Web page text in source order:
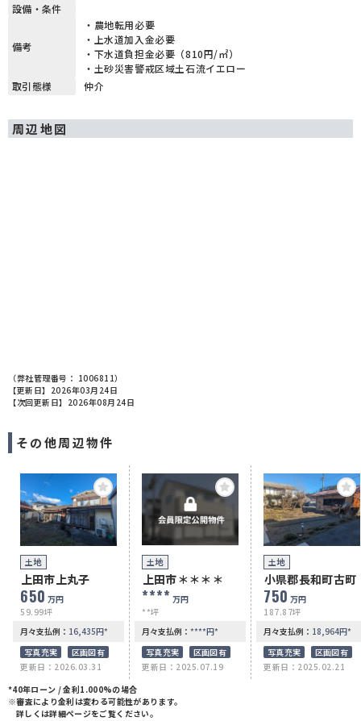
設備・条件
備考
・農地転用必要
・上水道加入金必要
・下水道負担金必要（810円/㎡）
・土砂災害警戒区域土石流イエロー
取引態様
仲介
周辺地図
（弊社管理番号： 1006811）
【更新日】2026年03月24日
【次回更新日】2026年08月24日
その他周辺物件
土地
上田市上丸子
650 万円
59.99坪
月々支払例： 16,435円*
写真充実
区画図有
更新日：2026.03.31
土地
上田市＊＊＊＊
**** 万円
**坪
月々支払例： ****円*
写真充実
区画図有
更新日：2025.07.19
土地
小県郡長和町古町
750 万円
187.87坪
月々支払例： 18,964円*
写真充実
区画図有
更新日：2025.02.21
*40年ローン / 金利1.000%の場合
※審査により金利は変わる可能性があります。
詳しくは詳細ページをご覧ください。